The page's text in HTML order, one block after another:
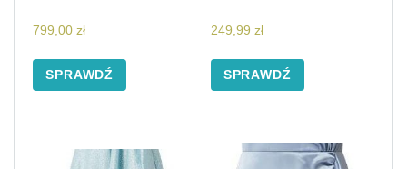
799,00 zł
SPRAWDŹ
249,99 zł
SPRAWDŹ